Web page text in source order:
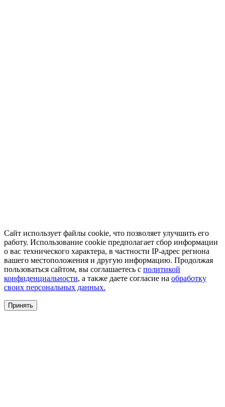
Сайт использует файлы cookie, что позволяет улучшить его
работу. Использование cookie предполагает сбор информации
о вас технического характера, в частности IP-адрес региона
вашего местоположения и другую информацию. Продолжая
пользоваться сайтом, вы соглашаетесь с политикой
конфиденциальности, а также даете согласие на обработку
своих персональных данных.
Принять